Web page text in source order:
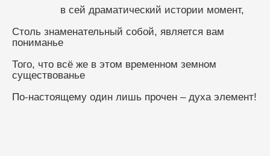
                в сей драматический истории момент,
Столь знаменательный собой, является вам
пониманье
Того, что всё же в этом временном земном
существованье
По-настоящему один лишь прочен – духа элемент!